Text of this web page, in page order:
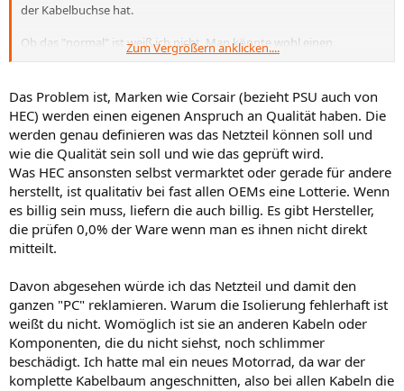
der Kabelbuchse hat.
Ob das "normal" ist weiß ich nicht. Man könnte wohl einen
Schrumpfschlauch nehmen, hat man hier wohl nicht gemacht. Wie
gesamte Rechner ist nicht so besonders...
Zum Vergrößern anklicken....
Das Problem ist, Marken wie Corsair (bezieht PSU auch von
HEC) werden einen eigenen Anspruch an Qualität haben. Die
werden genau definieren was das Netzteil können soll und
wie die Qualität sein soll und wie das geprüft wird.
Was HEC ansonsten selbst vermarktet oder gerade für andere
herstellt, ist qualitativ bei fast allen OEMs eine Lotterie. Wenn
es billig sein muss, liefern die auch billig. Es gibt Hersteller,
die prüfen 0,0% der Ware wenn man es ihnen nicht direkt
mitteilt.
Davon abgesehen würde ich das Netzteil und damit den
ganzen "PC" reklamieren. Warum die Isolierung fehlerhaft ist
weißt du nicht. Womöglich ist sie an anderen Kabeln oder
Komponenten, die du nicht siehst, noch schlimmer
beschädigt. Ich hatte mal ein neues Motorrad, da war der
komplette Kabelbaum angeschnitten, also bei allen Kabeln die